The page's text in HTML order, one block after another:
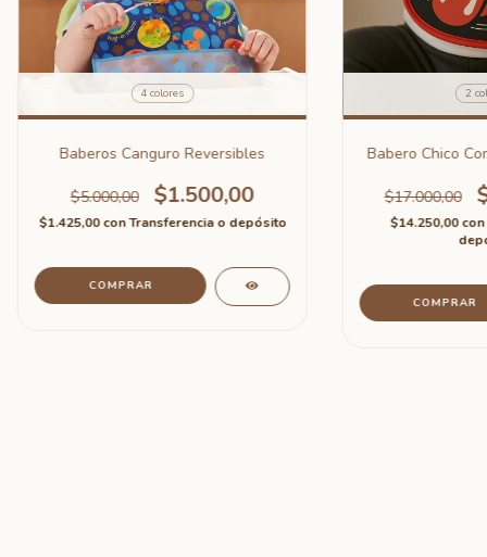
4 colores
Baberos Canguro Reversibles
$5.000,00 $1.500,00
$1.425,00conTransferencia o depósito
COMPRAR
2
Babero Chico
$17.000,00
$14.250,00con
COMPRAR